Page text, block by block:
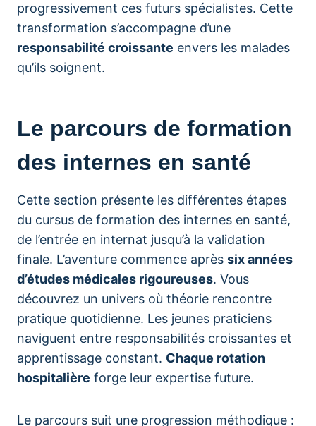
progressivement ces futurs spécialistes. Cette
transformation s’accompagne d’une
responsabilité croissante envers les malades
qu’ils soignent.
Le parcours de formation
des internes en santé
Cette section présente les différentes étapes
du cursus de formation des internes en santé,
de l’entrée en internat jusqu’à la validation
finale. L’aventure commence après six années
d’études médicales rigoureuses. Vous
découvrez un univers où théorie rencontre
pratique quotidienne. Les jeunes praticiens
naviguent entre responsabilités croissantes et
apprentissage constant. Chaque rotation
hospitalière forge leur expertise future.
Le parcours suit une progression méthodique :